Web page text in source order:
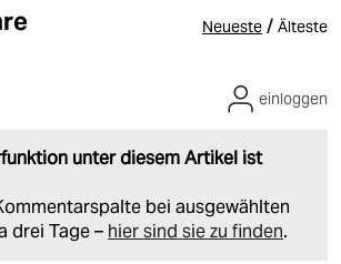
Neueste / Älteste
unter diesem Artikel ist
bei ausgewählten
drei Tage – hier sind sie zu finden.
einloggen